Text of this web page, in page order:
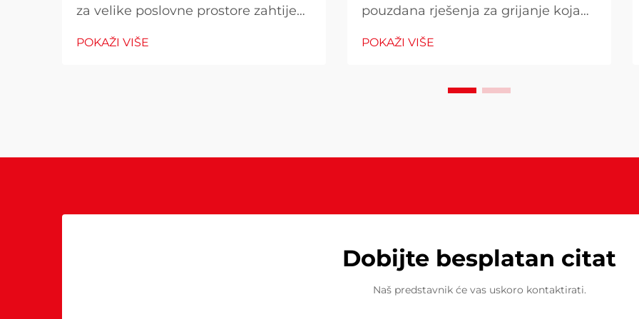
za velike poslovne prostore zahtijeva
koji izravno utječu na operativne
POKAŽI VIŠE
pouzdana rješenja za grijanje koja
beskompromisne sigurnosne
vanjski prostor, razumijevanje zašto
POKAŽI VIŠE
Dobijte besplatan citat
Naš predstavnik će vas uskoro kontaktirati.